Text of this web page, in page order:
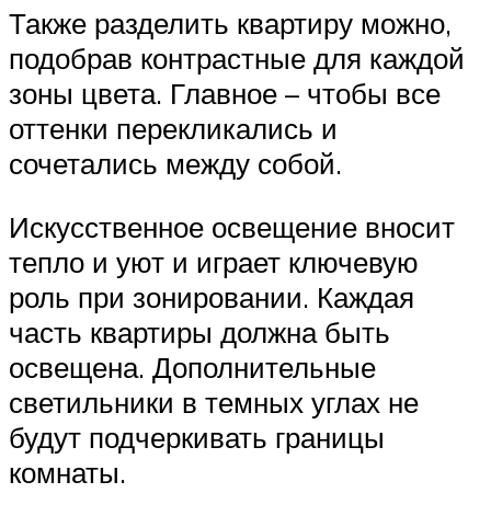
Также разделить квартиру можно,
подобрав контрастные для каждой
зоны цвета. Главное – чтобы все
оттенки перекликались и
сочетались между собой.
Искусственное освещение вносит
тепло и уют и играет ключевую
роль при зонировании. Каждая
часть квартиры должна быть
освещена. Дополнительные
светильники в темных углах не
будут подчеркивать границы
комнаты.